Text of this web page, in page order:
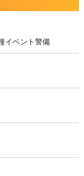
イベント警備